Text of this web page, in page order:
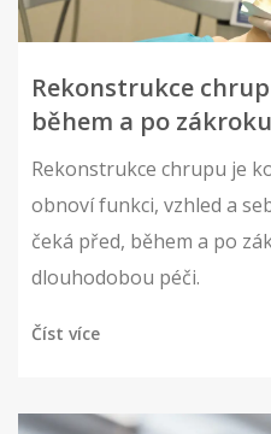
Rekonstrukce
během a po zákroku
Rekonstrukce chrupu je
obnoví funkci, vzhled a
čeká před, během a po
dlouhodobou péči.
Číst více